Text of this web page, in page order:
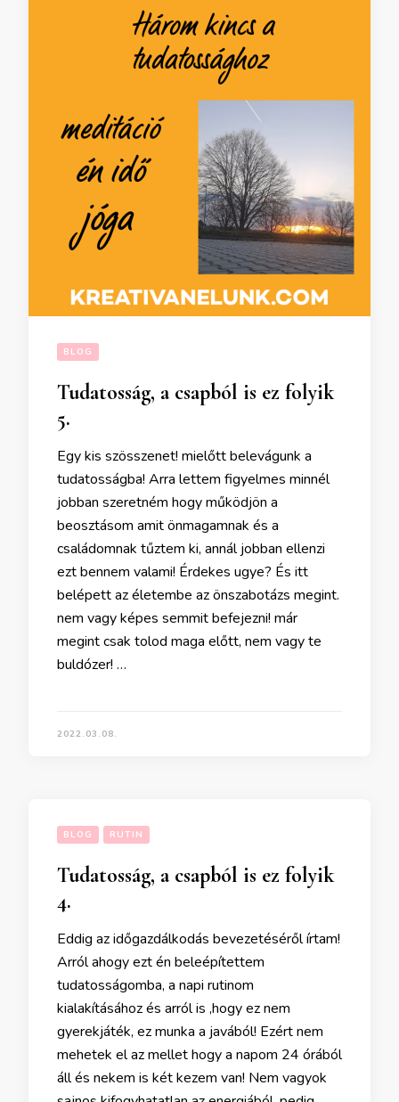
BLOG
Tudatosság, a csapból is ez folyik
5.
Egy kis szösszenet! mielőtt belevágunk a
tudatosságba! Arra lettem figyelmes minnél
jobban szeretném hogy működjön a
beosztásom amit önmagamnak és a
családomnak tűztem ki, annál jobban ellenzi
ezt bennem valami! Érdekes ugye? És itt
belépett az életembe az önszabotázs megint.
nem vagy képes semmit befejezni! már
megint csak tolod maga előtt, nem vagy te
buldózer! …
2022.03.08.
BLOG RUTIN
Tudatosság, a csapból is ez folyik
4.
Eddig az időgazdálkodás bevezetéséről írtam!
Arról ahogy ezt én beleépítettem
tudatosságomba, a napi rutinom
kialakításához és arról is ,hogy ez nem
gyerekjáték, ez munka a javából! Ezért nem
mehetek el az mellet hogy a napom 24 órából
áll és nekem is két kezem van! Nem vagyok